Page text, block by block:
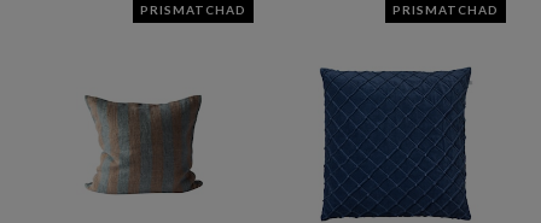
PRISMATCHAD PRISMATCHAD